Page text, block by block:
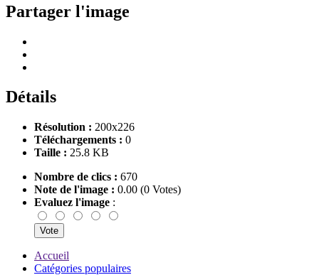
Partager l'image
Détails
Résolution : 200x226
Téléchargements : 0
Taille : 25.8 KB
Nombre de clics : 670
Note de l'image : 0.00 (0 Votes)
Evaluez l'image :
Accueil
Catégories populaires